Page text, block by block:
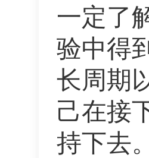
一定了
验中得
长周期
己在接
持下去